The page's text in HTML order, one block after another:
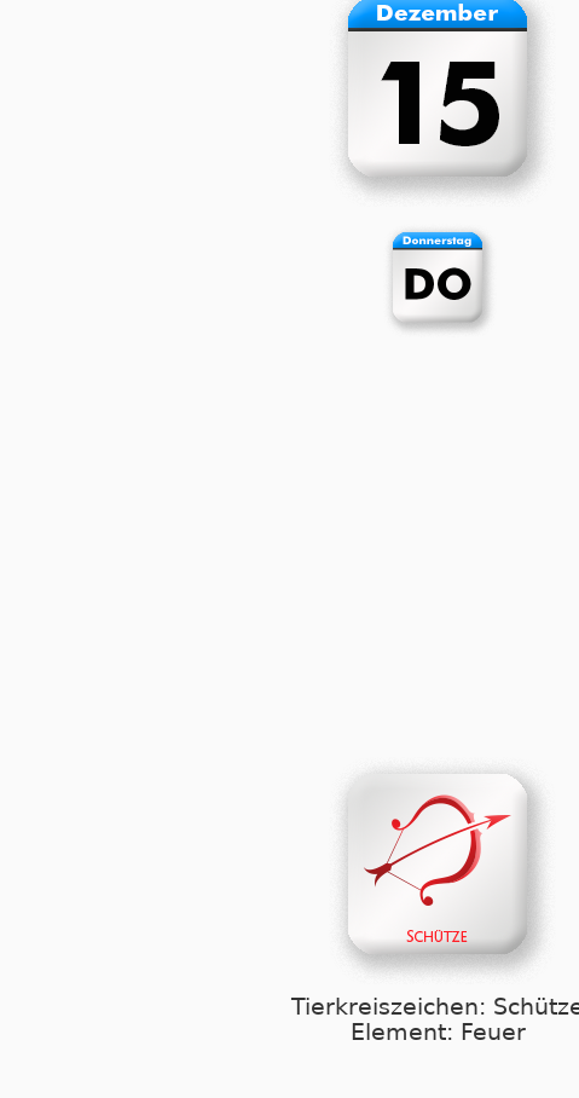
Tierkreiszeichen:
Element: Feuer